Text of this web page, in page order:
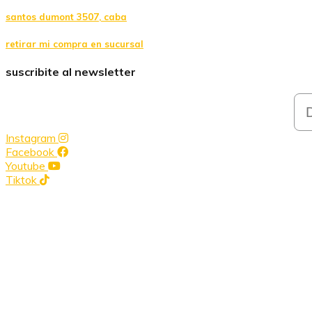
santos dumont 3507, caba
retirar mi compra en sucursal
suscribite al newsletter
Instagram
Facebook
Youtube
Tiktok